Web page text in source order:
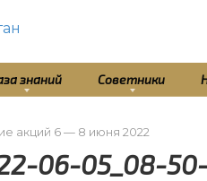
знаний Советники
акций 6 — 8 июня 2022
06-05_08-